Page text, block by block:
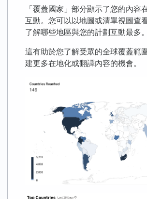
「覆蓋國家」部分顯示了您的內容
互動。您可以以地圖或清單視圖查
了解哪些地區與您的計劃互動最多。
這有助於您了解受眾的全球覆蓋範
建更多在地化或翻譯內容的機會。